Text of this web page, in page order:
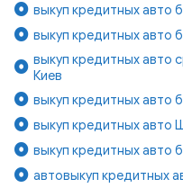
выкуп кредитных авто
выкуп кредитных авто
выкуп кредитных авто
Киев
выкуп кредитных авто
выкуп кредитных авто
выкуп кредитных авто
автовыкуп кредитных